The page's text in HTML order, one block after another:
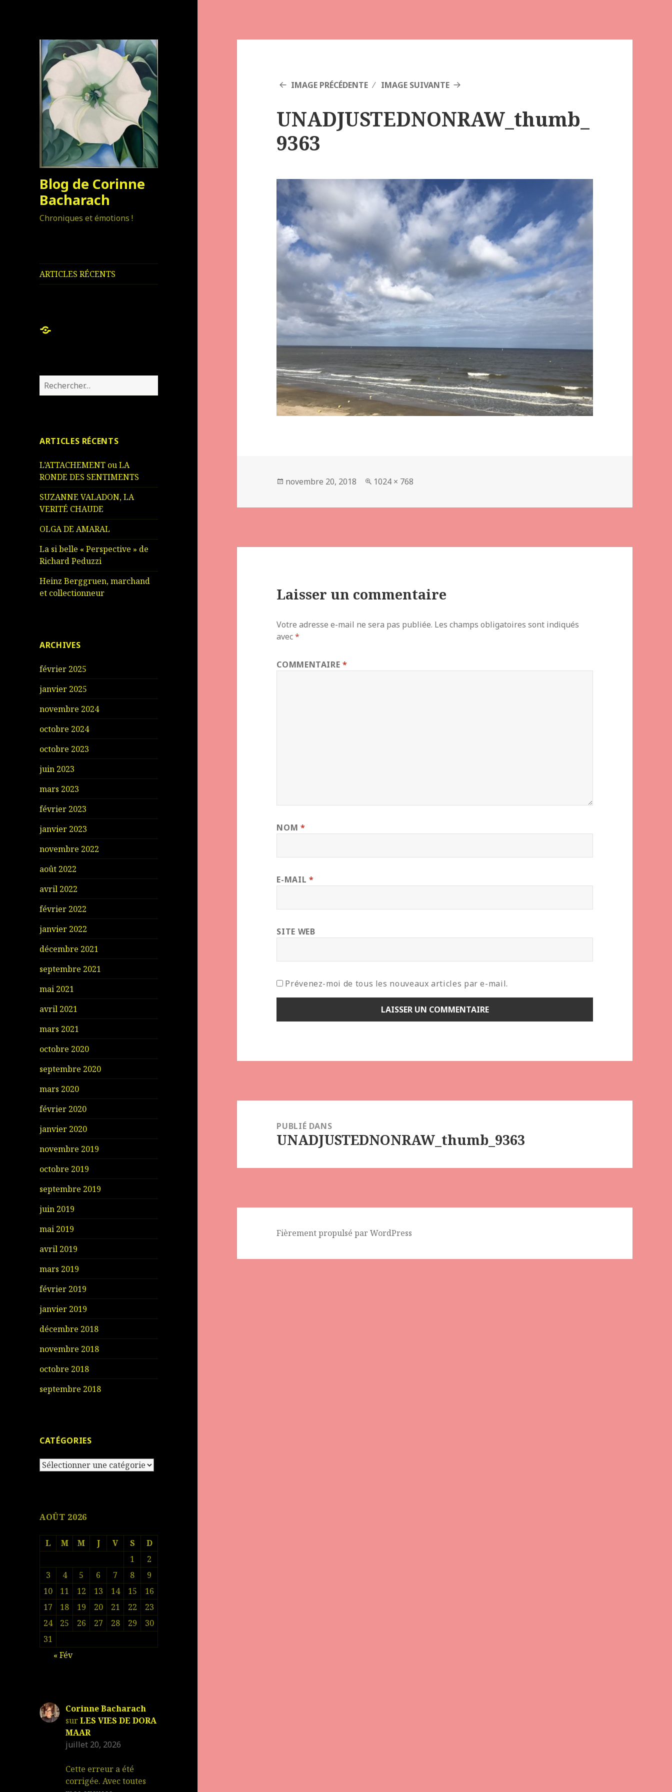
Blog de Corinne
Bacharach
Chroniques et émotions !
ARTICLES RÉCENTS
ARTICLES
Rechercher :
ARTICLES RÉCENTS
L’ATTACHEMENT ou LA
RONDE DES SENTIMENTS
SUZANNE VALADON, LA
VERITÉ CHAUDE
OLGA DE AMARAL
La si belle « Perspective » de
Richard Peduzzi
Heinz Berggruen, marchand
et collectionneur
ARCHIVES
février 2025
janvier 2025
novembre 2024
octobre 2024
octobre 2023
juin 2023
mars 2023
février 2023
janvier 2023
novembre 2022
août 2022
avril 2022
février 2022
janvier 2022
décembre 2021
septembre 2021
mai 2021
avril 2021
mars 2021
octobre 2020
septembre 2020
mars 2020
février 2020
janvier 2020
novembre 2019
octobre 2019
septembre 2019
juin 2019
mai 2019
avril 2019
mars 2019
février 2019
janvier 2019
décembre 2018
novembre 2018
octobre 2018
septembre 2018
CATÉGORIES
Catégories
AOÛT 2026
L M M J V S
D
1
2
3
4 5 6 7 8
9
10
11 12 13 14 15
16
17
18 19 20 21 22
23
24
25 26 27 28 29
30
31
« Fév
Corinne Bacharach
surLES VIES DE DORA
MAAR
juillet 20, 2026
Cette erreur a été
corrigée. Avec toutes
IMAGE PRÉCÉDENTE IMAGE SUIVANTE
UNADJUSTEDNONRAW_thumb_
9363
Publié
novembre 20, 2018
Taille
1024 × 768
Laisser un commentaire
Votre adresse e-mail ne sera pas publiée. Les champs obligatoires sont indiqués
avec*
COMMENTAIRE*
NOM *
E-MAIL *
SITE WEB
Prévenez-moi de tous les nouveaux articles par e-mail.
l’article
PUBLIÉ DANS
UNADJUSTEDNONRAW_thumb_9363
Fièrement propulsé par WordPress